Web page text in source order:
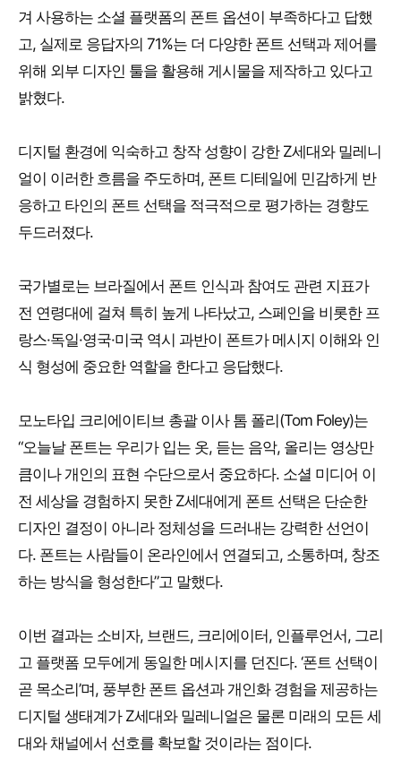
겨 사용하는 소셜 플랫폼의 폰트 옵션이 부족하다고 답했
고, 실제로 응답자의 71%는 더 다양한 폰트 선택과 제어를
위해 외부 디자인 툴을 활용해 게시물을 제작하고 있다고
밝혔다.
디지털 환경에 익숙하고 창작 성향이 강한 Z세대와 밀레니
얼이 이러한 흐름을 주도하며, 폰트 디테일에 민감하게 반
응하고 타인의 폰트 선택을 적극적으로 평가하는 경향도
두드러졌다.
국가별로는 브라질에서 폰트 인식과 참여도 관련 지표가
전 연령대에 걸쳐 특히 높게 나타났고, 스페인을 비롯한 프
랑스·독일·영국·미국 역시 과반이 폰트가 메시지 이해와 인
식 형성에 중요한 역할을 한다고 응답했다.
모노타입 크리에이티브 총괄 이사 톰 폴리(Tom Foley)는
“오늘날 폰트는 우리가 입는 옷, 듣는 음악, 올리는 영상만
큼이나 개인의 표현 수단으로서 중요하다. 소셜 미디어 이
전 세상을 경험하지 못한 Z세대에게 폰트 선택은 단순한
디자인 결정이 아니라 정체성을 드러내는 강력한 선언이
다. 폰트는 사람들이 온라인에서 연결되고, 소통하며, 창조
하는 방식을 형성한다”고 말했다.
이번 결과는 소비자, 브랜드, 크리에이터, 인플루언서, 그리
고 플랫폼 모두에게 동일한 메시지를 던진다. ‘폰트 선택이
곧 목소리’며, 풍부한 폰트 옵션과 개인화 경험을 제공하는
디지털 생태계가 Z세대와 밀레니얼은 물론 미래의 모든 세
대와 채널에서 선호를 확보할 것이라는 점이다.